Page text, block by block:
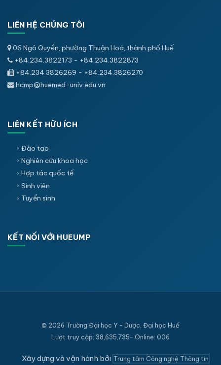
LIÊN HỆ CHÚNG TÔI
06 Ngô Quyền, phường Thuận Hoá, thành phố Huế
+84.234.3822173 - +84.234.3822873
+84.234.3826269 - +84.234.3826270
hcmp@huemed-univ.edu.vn
LIÊN KẾT HỮU ÍCH
Đào tạo
Nghiên cứu khoa học
Hợp tác quốc tế
Sinh viên
Tuyển sinh
KẾT NỐI VỚI HUEUMP
© 2026 Trường Đại học Y - Dược, Đại học Huế
Lượt truy cập: 38,635,735- Online: 006
Xây dựng và vận hành bởi Trung tâm Công nghệ Thông tin